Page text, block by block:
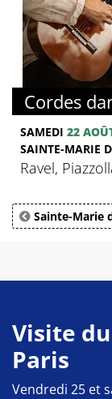
Cordes
SAMEDI 22
SAINTE-MARIE
Ravel,
Sainte-Marie
Visite
Paris
Vendredi 25 et